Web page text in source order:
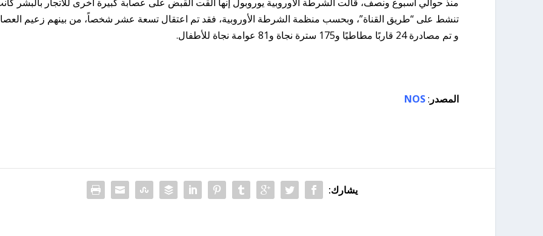
تنشط على “طريق القناة”، وبحسب منظمة الشرطة الأوروبية، فقد تم اعتقال تسعة عشر شخصاً، من بينهم زعيم
و تم مصادرة 24 قاربًا مطاطيًا و175 سترة نجاة و81 عوامة نجاة للأطفال.
المصدر :
NOS
يشارك: